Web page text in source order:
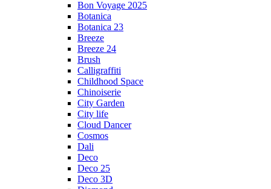
Bon Voyage 2025
Botanica
Botanica 23
Breeze
Breeze 24
Brush
Calligraffiti
Childhood Space
Chinoiserie
City Garden
City life
Cloud Dancer
Cosmos
Dali
Deco
Deco 25
Deco 3D